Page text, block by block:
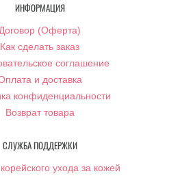
ИНФОРМАЦИЯ
Договор (Оферта)
Как сделать заказ
соглашение
и доставка
конфиденциальности
Возврат товара
СЛУЖБА ПОДДЕРЖКИ
ухода за кожей